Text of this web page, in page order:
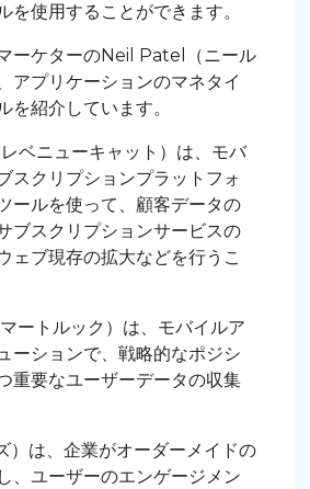
を使用することができます。
ーケターのNeil Patel（ニール
アプリケーションのマネタイ
を紹介しています。
ベニューキャット）は、モバ
スクリプションプラットフォ
ールを使って、顧客データの
ブスクリプションサービスの
ェブ現存の拡大などを行うこ
ートルック）は、モバイルア
ーションで、戦略的なポジシ
重要なユーザーデータの収集
）は、企業がオーダーメイドの
、ユーザーのエンゲージメン